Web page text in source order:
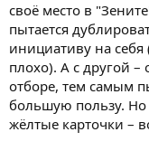
своё место в
пытается
инициативу на себя
плохо). А с другой
отборе, тем самым
большую пользу. Но
жёлтые карточки –